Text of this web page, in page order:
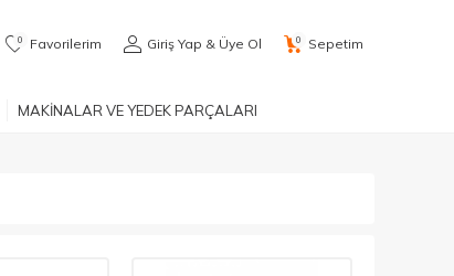
0 Favorilerim Giriş Yap & Üye Ol 0 Sepetim
MAKİNALAR VE YEDEK PARÇALARI